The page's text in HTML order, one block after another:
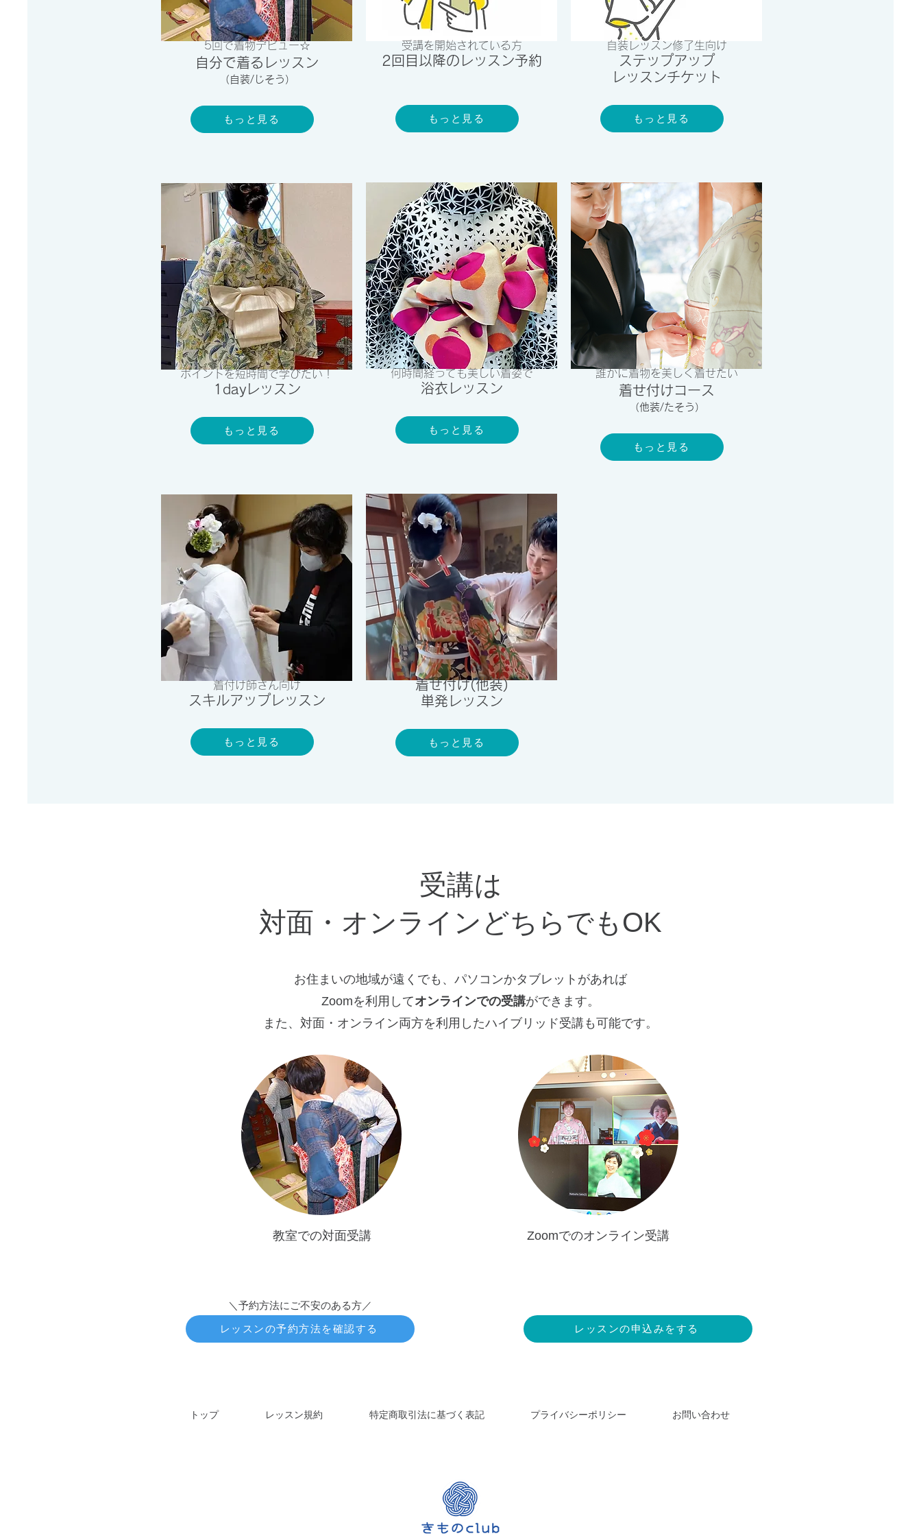
5回で着物デビュー☆
自分で着るレッスン
​（自装/じそう）
もっと見る
ポイントを短時間で学びたい！
​1day レッスン
もっと見る
着付け師さん向け
​スキルアップ レッスン
もっと見る
受講を開始されている方
​2回目以降のレッスン予約
もっと見る
何時間経っても美しい着姿で
​浴衣レッスン
もっと見る
​着せ付け(他装)
単発レッスン
もっと見る
自装レッスン修了生向け
​ステップアップ
レッスンチケット
もっと見る
誰かに​着物を美しく着せたい
​着せ付けコース
​（他装/たそう）
もっと見る
受講は
対面・オンラインどちらでもOK
お住まいの地域が遠くでも、パソコンかタブレットがあれば
Zoomを利用してオンラインでの受講ができます。
​また、対面 ​・オンライン両方を利用したハイブリッド受講も可能です。
教室での対面受講 Zoomでのオンライン受講
＼予約方法にご不安のある方／
レッスンの予約方法を確認する
レッスンの申込みをする
トップ レッスン規約 特定商取引法に基づく表記 プライバシーポリシー お問い合わせ